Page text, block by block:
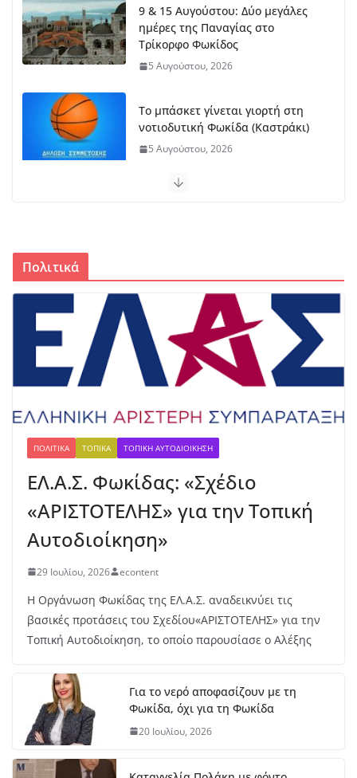
9 & 15 Αυγούστου: Δύο μεγάλες
ημέρες της Παναγίας στο
Τρίκορφο Φωκίδος
5 Αυγούστου, 2026
Το μπάσκετ γίνεται γιορτή στη
νοτιοδυτική Φωκίδα (Καστράκι)
5 Αυγούστου, 2026
Δελτιο τυπου δημου Δωρίδας για
την πυρκαγια
4 Αυγούστου, 2026
Δ.Τ. :Συνεχίζονται οι παρεμβάσεις
του Δήμου Δωρίδος για τη
5 Αυγούστου, 2026
Πολιτικά
ΠΟΛΙΤΙΚΆ ΤΟΠΙΚΆ ΤΟΠΙΚΉ ΑΥΤΟΔΙΟΊΚΗΣΗ
ΕΛ.Α.Σ. Φωκίδας: «Σχέδιο
«ΑΡΙΣΤΟΤΕΛΗΣ» για την Τοπική
Αυτοδιοίκηση»
29 Ιουλίου, 2026 econtent
Η Οργάνωση Φωκίδας της ΕΛ.Α.Σ. αναδεικνύει τις
βασικές προτάσεις του Σχεδίου«ΑΡΙΣΤΟΤΕΛΗΣ» για την
Τοπική Αυτοδιοίκηση, το οποίο παρουσίασε ο Αλέξης
Για το νερό αποφασίζουν με τη
Φωκίδα, όχι για τη Φωκίδα
20 Ιουλίου, 2026